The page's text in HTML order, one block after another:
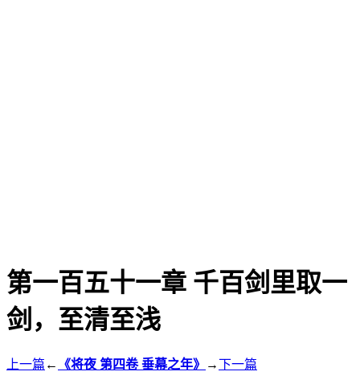
第一百五十一章 千百剑里取一
剑，至清至浅
上一篇 ← 《将夜 第四卷 垂幕之年》 →下一篇